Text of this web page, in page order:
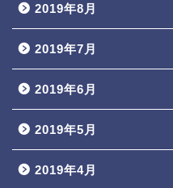
2019年8月
2019年7月
2019年6月
2019年5月
2019年4月